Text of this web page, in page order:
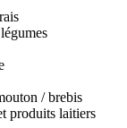
/ brebis
produits laitiers